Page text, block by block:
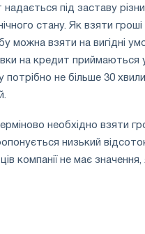
під заставу
стану. Як взяти
можна взяти на вигідні
на кредит приймаються
не більше 30
необхідно взяти
низький
компанії не має